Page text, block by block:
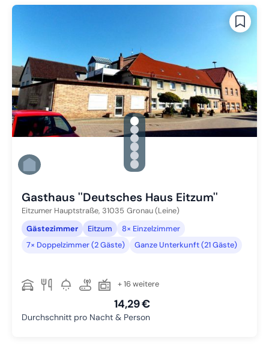
gallery.slide_selector
Zu Slide 1 wechseln
Zu Slide 2 wechseln
Zu Slide 3 wechseln
Zu Slide 4 wechseln
Zu Slide 5 wechseln
Zu Slide 6 wechseln
Gasthaus ''Deutsches Haus Eitzum''
Eitzumer Hauptstraße, 31035 Gronau (Leine)
Gästezimmer
Eitzum
8× Einzelzimmer
7× Doppelzimmer (2 Gäste)
Ganze Unterkunft (21 Gäste)
+ 16 weitere
14,29 €
Durchschnitt pro Nacht & Person